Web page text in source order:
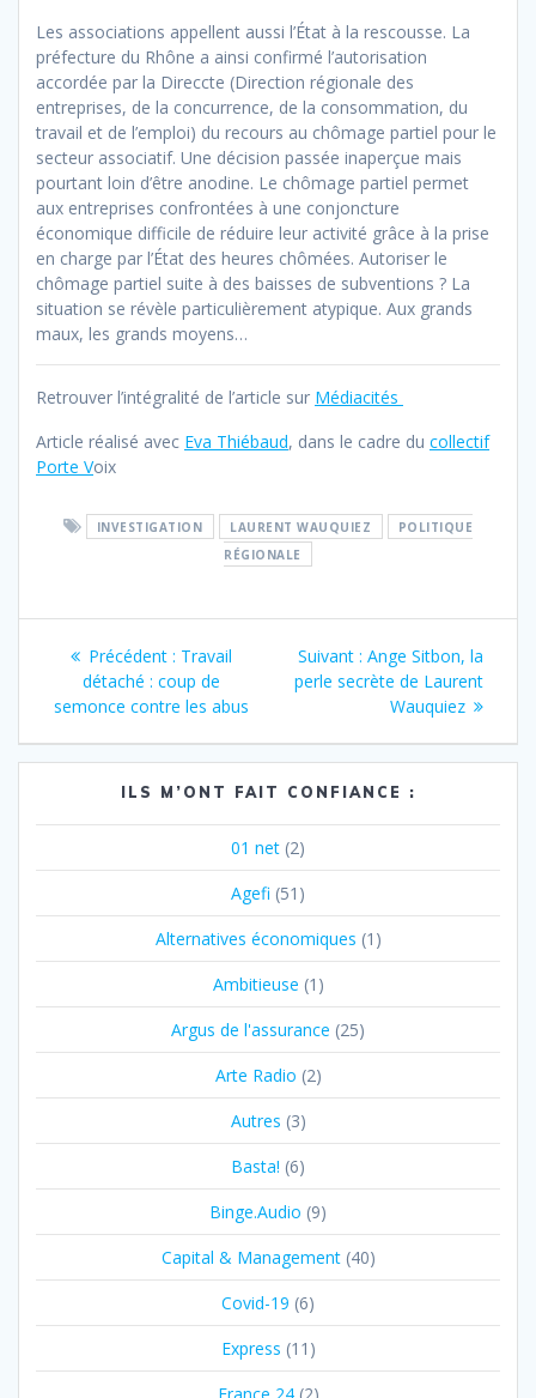
Les associations appellent aussi l’État à la rescousse. La
préfecture du Rhône a ainsi confirmé l’autorisation
accordée par la Direccte (Direction régionale des
entreprises, de la concurrence, de la consommation, du
travail et de l’emploi) du recours au chômage partiel pour le
secteur associatif. Une décision passée inaperçue mais
pourtant loin d’être anodine. Le chômage partiel permet
aux entreprises confrontées à une conjoncture
économique difficile de réduire leur activité grâce à la prise
en charge par l’État des heures chômées. Autoriser le
chômage partiel suite à des baisses de subventions ? La
situation se révèle particulièrement atypique. Aux grands
maux, les grands moyens…
Retrouver l’intégralité de l’article sur Médiacités
Article réalisé avec Eva Thiébaud, dans le cadre du collectif
Porte Voix
INVESTIGATION LAURENT WAUQUIEZ
POLITIQUE
RÉGIONALE
Navigation
de
l’article
Précédent : Article
précédent
Travail
détaché : coup de
semonce contre les abus
Suivant : Article
suivant
Ange Sitbon, la
perle secrète de Laurent
Wauquiez
ILS M’ONT FAIT CONFIANCE :
01 net (2)
Agefi (51)
Alternatives économiques (1)
Ambitieuse (1)
Argus de l'assurance (25)
Arte Radio (2)
Autres (3)
Basta! (6)
Binge.Audio (9)
Capital & Management(40)
Covid-19 (6)
Express (11)
France 24(2)